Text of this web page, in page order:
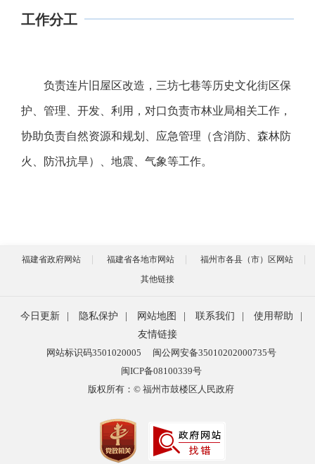
工作分工
负责连片旧屋区改造，三坊七巷等历史文化街区保
护、管理、开发、利用，对口负责市林业局相关工作，
协助负责自然资源和规划、应急管理（含消防、森林防
火、防汛抗旱）、地震、气象等工作。
福建省政府网站 福建省各地市网站
福州市各县（市）区网站
其他链接
今日更新 隐私保护 网站地图 联系我们 使用帮助
友情链接
网站标识码3501020005
闽公网安备35010202000735号
闽ICP备08100339号
版权所有：© 福州市鼓楼区人民政府